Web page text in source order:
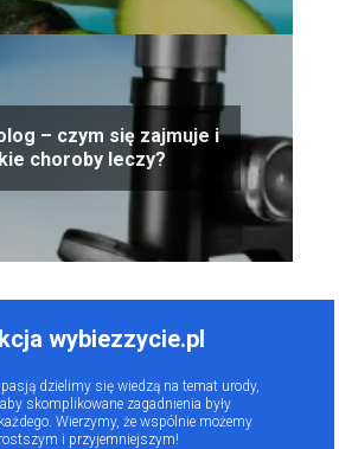
– czym się zajmuje i
choroby leczy?
wybiezzycie.pl
dzielimy się wiedzą na temat urody,
skomplikowane zagadnienia były
Wierzymy, że wspólnie możemy
i przyjemniejszym!